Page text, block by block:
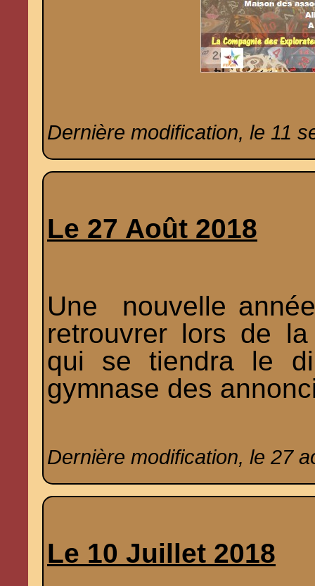
Dernière modification, le 11
Le 27 Août 2018
Une nouvelle
retrouvrer lors de
qui se tiendra le
gymnase des
Dernière modification, le 27
Le 10 Juillet 2018